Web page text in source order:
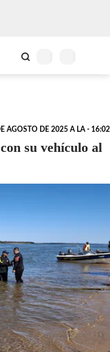
AGOSTO DE 2025 A LA - 16:02
su vehículo al